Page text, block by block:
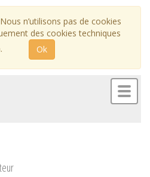
Nous n’utilisons pas de cookies
des cookies techniques
Ok
Toggle